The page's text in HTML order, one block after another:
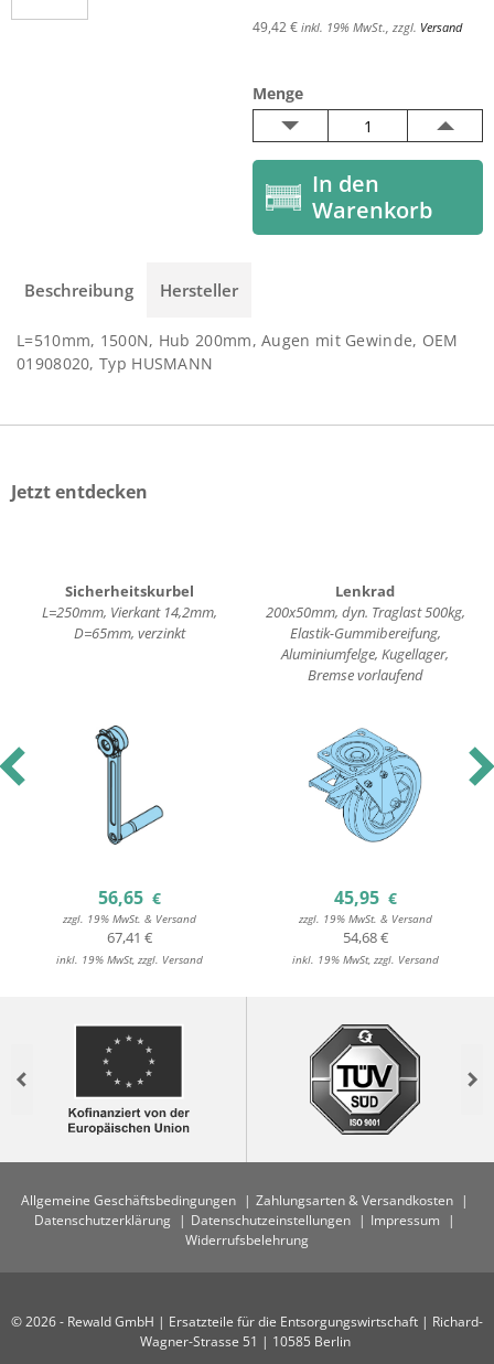
49,42 € inkl. 19% MwSt., zzgl. Versand
Menge
Beschreibung Hersteller
L=510mm, 1500N, Hub 200mm, Augen mit Gewinde, OEM
01908020, Typ HUSMANN
Jetzt entdecken
Sicherheitskurbel
L=250mm, Vierkant 14,2mm,
D=65mm, verzinkt
56,65 €
zzgl. 19% MwSt. & Versand
67,41 €
inkl. 19% MwSt, zzgl. Versand
Lenkrad
200x50mm, dyn. Traglast 500kg,
Elastik-Gummibereifung,
Aluminiumfelge, Kugellager,
Bremse vorlaufend
45,95 €
zzgl. 19% MwSt. & Versand
54,68 €
inkl. 19% MwSt, zzgl. Versand
Previous Next
Allgemeine Geschäftsbedingungen
Zahlungsarten & Versandkosten
Datenschutzerklärung
Datenschutzeinstellungen
Impressum
Widerrufsbelehrung
© 2026 - Rewald GmbH | Ersatzteile für die Entsorgungswirtschaft | Richard-
Wagner-Strasse 51 | 10585 Berlin